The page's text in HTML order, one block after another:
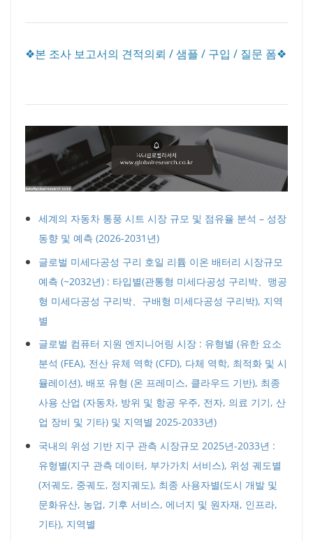
❖본 조사 보고서의 견적의뢰 / 샘플 / 구입 / 질문 폼❖
세계의 자동차 통풍 시트 시장 규모 및 점유율 분석 – 성장
동향 및 예측 (2026-2031년)
글로벌 미세다공성 구리 호일 리튬 이온 배터리 시장규모
예측 (~2032년) : 타입별(관통형 미세다공성 구리박、맹공
형 미세다공성 구리박、구배형 미세다공성 구리박), 지역
별
글로벌 컴퓨터 지원 엔지니어링 시장 : 유형별 (유한 요소
분석 (FEA), 전산 유체 역학 (CFD), 다체 역학, 최적화 및 시
뮬레이션), 배포 유형 (온 프레미스, 클라우드 기반), 최종
사용 산업 (자동차, 방위 및 항공 우주, 전자, 의료 기기, 산
업 장비 및 기타) 및 지역별 2025-2033년)
국내의 위성 기반 지구 관측 시장규모 2025년-2033년 :
유형별(지구 관측 데이터, 부가가치 서비스), 위성 궤도별
(저궤도, 중궤도, 정지궤도), 최종 사용자별(도시 개발 및
문화유산, 농업, 기후 서비스, 에너지 및 원자재, 인프라,
기타), 지역별